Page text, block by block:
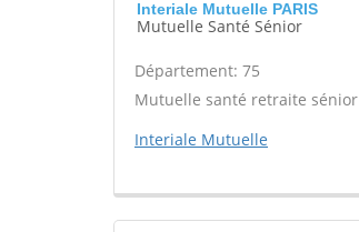
Interiale Mutuelle PARIS
Mutuelle Santé Sénior
Département: 75
Mutuelle santé retraite sénior
Interiale Mutuelle